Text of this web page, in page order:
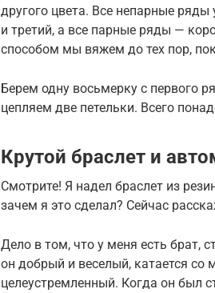
другого цвета. Все непарные
и третий, а все парные ряды —
способом мы вяжем до тех пор,
Берем одну восьмерку с первого
цепляем две петельки. Всего
Крутой браслет и
Смотрите! Я надел браслет из
зачем я это сделал? Сейчас
Дело в том, что у меня есть брат,
он добрый и веселый, катается
целеустремленный. Когда он был